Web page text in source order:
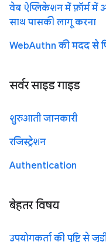
वेब ऐप्लिकेशन में फ़ॉर्म में
साथ पासकी लागू करना
WebAuthn की मदद से
सर्वर साइड गाइड
शुरुआती जानकारी
रजिस्ट्रेशन
Authentication
बेहतर विषय
उपयोगकर्ता की पुष्टि से